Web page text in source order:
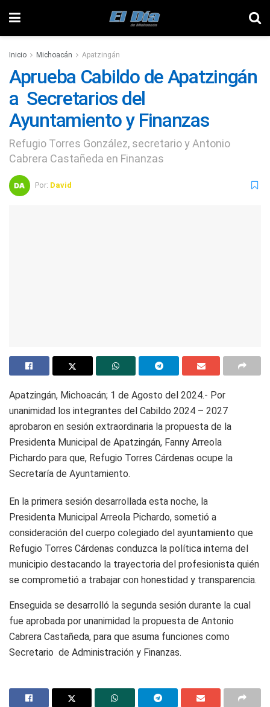
Inicio Michoacán Apatzingán
Aprueba Cabildo de Apatzingán
a Secretarios del
Ayuntamiento y Finanzas
Refugio Torres González, secretario y Antonio
Cabrera Castañeda en Finanzas
Por: David
Apatzingán, Michoacán; 1 de Agosto del 2024.- Por
unanimidad los integrantes del Cabildo 2024 – 2027
aprobaron en sesión extraordinaria la propuesta de la
Presidenta Municipal de Apatzingán, Fanny Arreola
Pichardo para que, Refugio Torres Cárdenas ocupe la
Secretaría de Ayuntamiento.
En la primera sesión desarrollada esta noche, la
Presidenta Municipal Arreola Pichardo, sometió a
consideración del cuerpo colegiado del ayuntamiento que
Refugio Torres Cárdenas conduzca la política interna del
municipio destacando la trayectoria del profesionista quién
se comprometió a trabajar con honestidad y transparencia.
Enseguida se desarrolló la segunda sesión durante la cual
fue aprobada por unanimidad la propuesta de Antonio
Cabrera Castañeda, para que asuma funciones como
Secretario de Administración y Finanzas.